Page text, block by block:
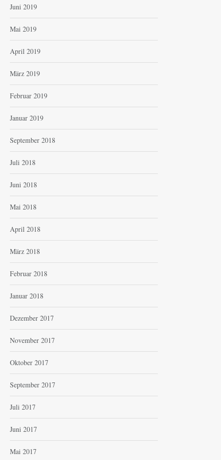
Juni 2019
Mai 2019
April 2019
März 2019
Februar 2019
Januar 2019
September 2018
Juli 2018
Juni 2018
Mai 2018
April 2018
März 2018
Februar 2018
Januar 2018
Dezember 2017
November 2017
Oktober 2017
September 2017
Juli 2017
Juni 2017
Mai 2017